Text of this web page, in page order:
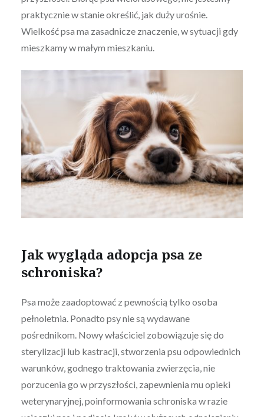
praktycznie w stanie określić, jak duży urośnie.
Wielkość psa ma zasadnicze znaczenie, w sytuacji gdy
mieszkamy w małym mieszkaniu.
Jak wygląda adopcja psa ze
schroniska?
Psa może zaadoptować z pewnością tylko osoba
pełnoletnia. Ponadto psy nie są wydawane
pośrednikom. Nowy właściciel zobowiązuje się do
sterylizacji lub kastracji, stworzenia psu odpowiednich
warunków, godnego traktowania zwierzęcia, nie
porzucenia go w przyszłości, zapewnienia mu opieki
weterynaryjnej, poinformowania schroniska w razie